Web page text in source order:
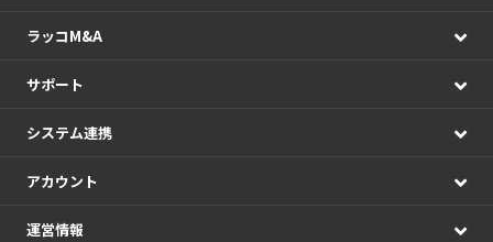
ラッコM&A
サポート
システム連携
アカウント
運営情報